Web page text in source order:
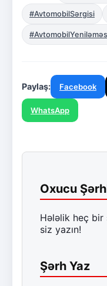
#AvtomobilSərgisi
Paylaş: Facebook
WhatsApp
Oxucu
Hələlik heç bir
siz yazın!
Şərh Yaz